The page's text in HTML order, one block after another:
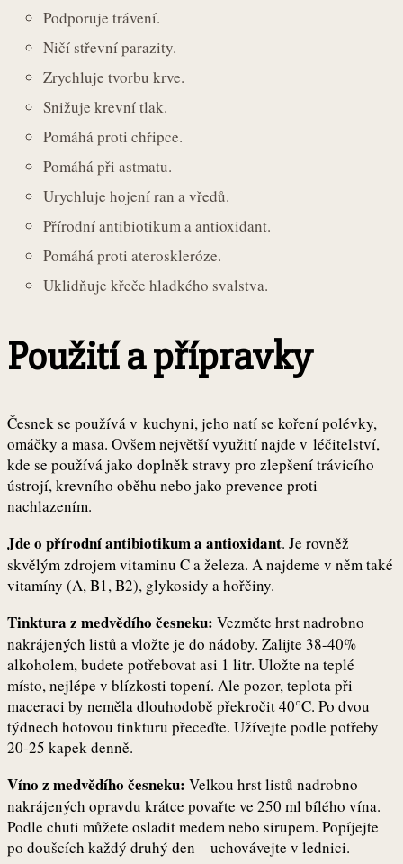
Podporuje trávení.
Ničí střevní parazity.
Zrychluje tvorbu krve.
Snižuje krevní tlak.
Pomáhá proti chřipce.
Pomáhá při astmatu.
Urychluje hojení ran a vředů.
Přírodní antibiotikum a antioxidant.
Pomáhá proti ateroskleróze.
Uklidňuje křeče hladkého svalstva.
Použití a přípravky
Česnek se používá v kuchyni, jeho natí se koření polévky,
omáčky a masa. Ovšem největší využití najde v léčitelství,
kde se používá jako doplněk stravy pro zlepšení trávicího
ústrojí, krevního oběhu nebo jako prevence proti
nachlazením.
Jde o přírodní antibiotikum a antioxidant. Je rovněž
skvělým zdrojem vitaminu C a železa. A najdeme v něm také
vitamíny (A, B1, B2), glykosidy a hořčiny.
Tinktura z medvědího česneku: Vezměte hrst nadrobno
nakrájených listů a vložte je do nádoby. Zalijte 38-40%
alkoholem, budete potřebovat asi 1 litr. Uložte na teplé
místo, nejlépe v blízkosti topení. Ale pozor, teplota při
maceraci by neměla dlouhodobě překročit 40°C. Po dvou
týdnech hotovou tinkturu přeceďte. Užívejte podle potřeby
20-25 kapek denně.
Víno z medvědího česneku: Velkou hrst listů nadrobno
nakrájených opravdu krátce povařte ve 250 ml bílého vína.
Podle chuti můžete osladit medem nebo sirupem. Popíjejte
po doušcích každý druhý den – uchovávejte v lednici.